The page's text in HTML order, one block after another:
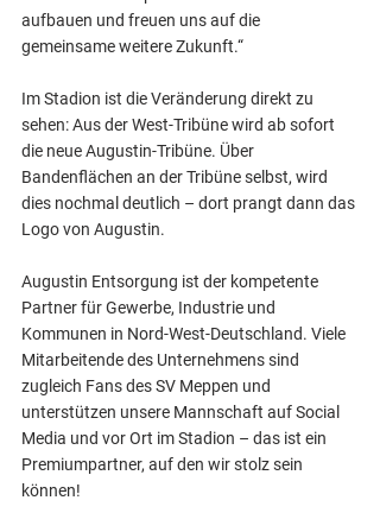
aufbauen und freuen uns auf die
gemeinsame weitere Zukunft.“
Im Stadion ist die Veränderung direkt zu
sehen: Aus der West-Tribüne wird ab sofort
die neue Augustin-Tribüne. Über
Bandenflächen an der Tribüne selbst, wird
dies nochmal deutlich – dort prangt dann das
Logo von Augustin.
Augustin Entsorgung ist der kompetente
Partner für Gewerbe, Industrie und
Kommunen in Nord-West-Deutschland. Viele
Mitarbeitende des Unternehmens sind
zugleich Fans des SV Meppen und
unterstützen unsere Mannschaft auf Social
Media und vor Ort im Stadion – das ist ein
Premiumpartner, auf den wir stolz sein
können!